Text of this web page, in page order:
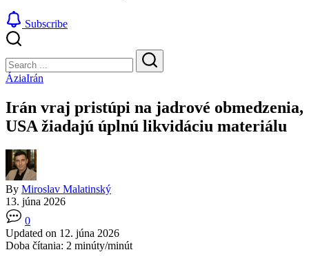
Subscribe
Search
Search
ÁziaIrán
Irán vraj pristúpi na jadrové obmedzenia,
USA žiadajú úplnú likvidáciu materiálu
By Miroslav Malatinský
13. júna 2026
0
Updated on 12. júna 2026
Doba čítania: 2 minúty/minút